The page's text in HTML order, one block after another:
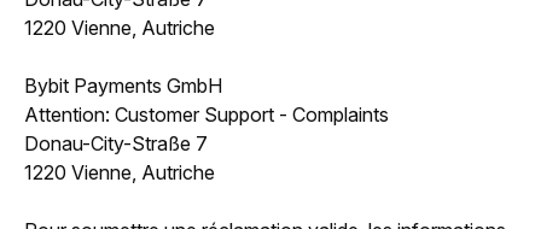
1220 Vienne, Autriche
Bybit Payments GmbH
Attention: Customer Support - Complaints
Donau-City-Straße 7
1220 Vienne, Autriche